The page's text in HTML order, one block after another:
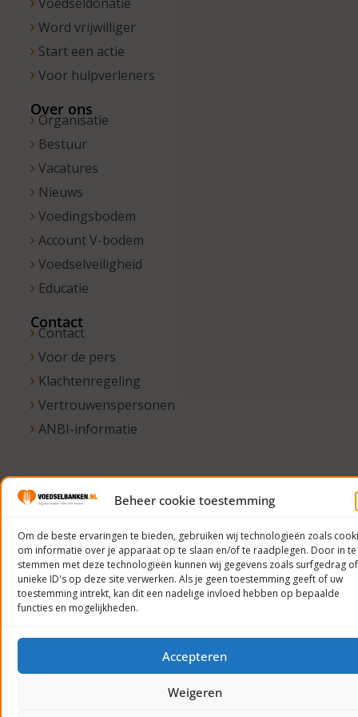
Beheer cookie toestemming
Om de beste ervaringen te bieden, gebruiken wij technologieën zoals
om informatie over je apparaat op te slaan en/of te raadplegen. Door in te
stemmen met deze technologieën kunnen wij gegevens zoals surfgedrag of
unieke ID's op deze site verwerken. Als je geen toestemming geeft of uw
toestemming intrekt, kan dit een nadelige invloed hebben op bepaalde
functies en mogelijkheden.
Accepteren
Weigeren
Word vrijwilliger
Start een actie
Voor hulpverleners
Over ons
Organisatie
Bestuur
Vacatures
Nieuws
Voedingsbodem
Account V-bodem
Voedselveiligheid
Educatie
Contact
Contact
Voor de pers
Klachtenregeling
Vertrouwenspersonen
ANBI-informatie
© 2023
Nederland
Privacyverklaring